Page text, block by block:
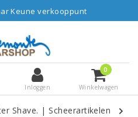
Keune verkooppunt
Inloggen
0
Winkelwagen
Shave. |Scheerartikelen